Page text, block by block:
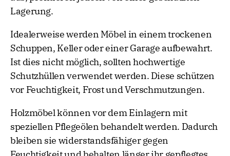
Lagerung.
Idealerweise werden Möbel in einem trockenen
Schuppen, Keller oder einer Garage aufbewahrt.
Ist dies nicht möglich, sollten hochwertige
Schutzhüllen verwendet werden. Diese schützen
vor Feuchtigkeit, Frost und Verschmutzungen.
Holzmöbel können vor dem Einlagern mit
speziellen Pflegeölen behandelt werden. Dadurch
bleiben sie widerstandsfähiger gegen